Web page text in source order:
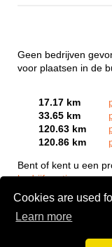
Cookies are used
Learn more
Geen bedrijven
voor plaatsen in de
17.17 km
33.65 km
120.63 km
120.86 km
Bent of kent u een
bedrijf gratis aan